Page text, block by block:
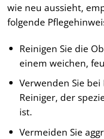
wie neu aussieht,
folgende
Reinigen Sie die
einem weichen,
Verwenden Sie
Reiniger, der
ist.
Vermeiden Sie